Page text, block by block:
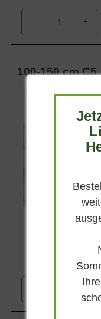
- +
100-150 cm C5
+